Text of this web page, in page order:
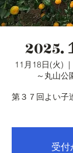
11月18日(火)
  |
～丸山
第３７回よい子
受付